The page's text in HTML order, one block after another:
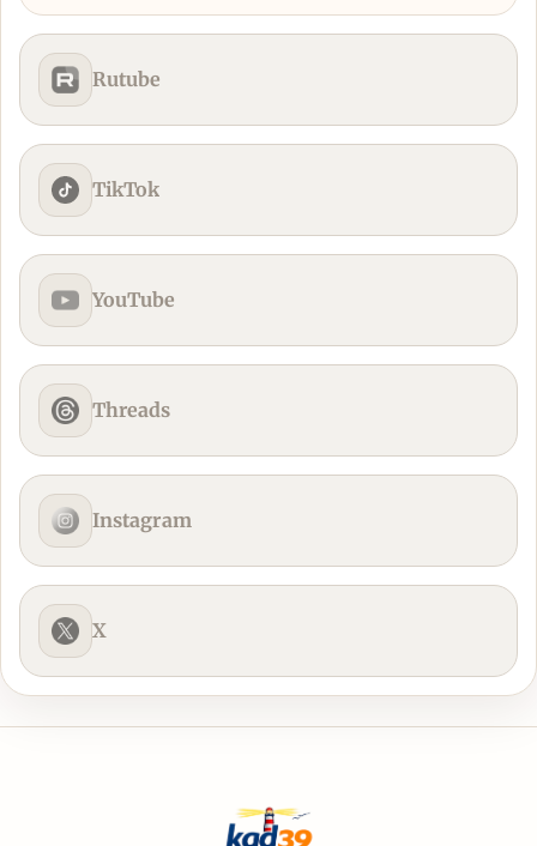
Rutube
TikTok
YouTube
Threads
Instagram
X